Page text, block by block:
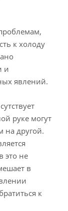
к холоду
и
явлений.
руке могут
на другой.
это не
в
к